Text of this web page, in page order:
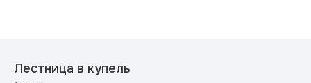
Лестница в купель